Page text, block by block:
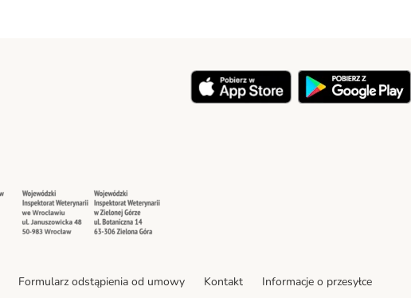
Security Security
Formularz odstąpienia od umowy Kontakt
Informacje o przesyłce